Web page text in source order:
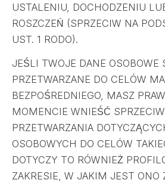
USTALENIU, DOCHODZENIU
ROSZCZEŃ (SPRZECIW NA
UST. 1 RODO).
JEŚLI TWOJE DANE OSOBOWE
PRZETWARZANE DO CELÓW
BEZPOŚREDNIEGO, MASZ
MOMENCIE WNIEŚĆ
PRZETWARZANIA
OSOBOWYCH DO CELÓW
DOTYCZY TO RÓWNIEŻ
ZAKRESIE, W JAKIM JEST ONO